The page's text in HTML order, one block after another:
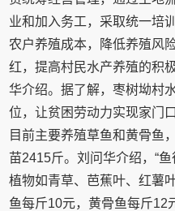
业和加入务工，采取统一培
农户养殖成本，降低养殖风
红，提高村民水产养殖的积
华介绍。据了解，枣树坳村
位，让贫困劳动力实现家门口
目前主要养殖草鱼和黄骨鱼
苗2415斤。刘问华介绍，“
植物如青草、芭蕉叶、红薯
鱼每斤10元，黄骨鱼每斤12